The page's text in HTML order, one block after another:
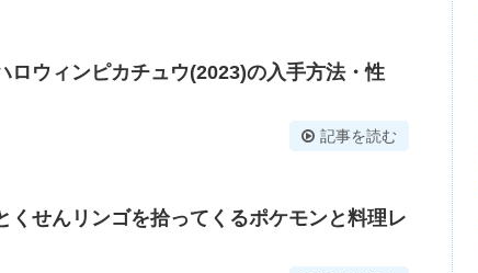
ロウィンピカチュウ(2023)の入手方法・性
記事を読む
くせんリンゴを拾ってくるポケモンと料理レ